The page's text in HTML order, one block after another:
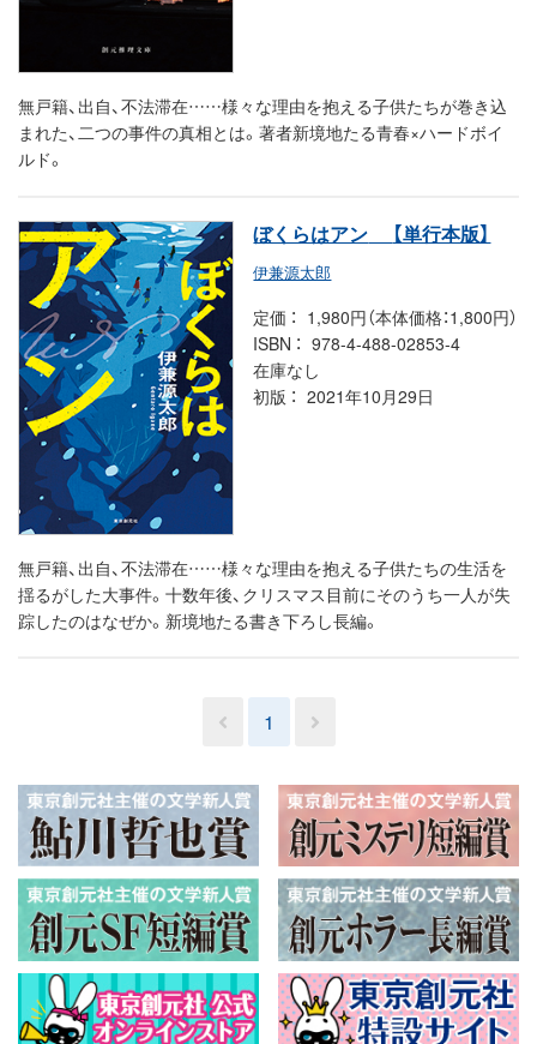
無戸籍、出自、不法滞在……様々な理由を抱える子供たちが巻き込
まれた、二つの事件の真相とは。著者新境地たる青春×ハードボイ
ルド。
ぼくらはアン 【単行本版】
伊兼源太郎
定価
1,980円（本体価格：1,800円）
ISBN
978-4-488-02853-4
在庫なし
初版
2021年10月29日
無戸籍、出自、不法滞在……様々な理由を抱える子供たちの生活を
揺るがした大事件。十数年後、クリスマス目前にそのうち一人が失
踪したのはなぜか。新境地たる書き下ろし長編。
1